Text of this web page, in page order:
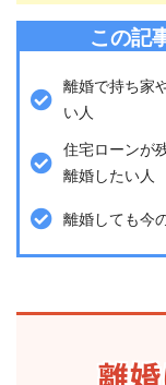
この記
離婚で持ち家
い人
住宅ローンが
離婚したい人
離婚しても今